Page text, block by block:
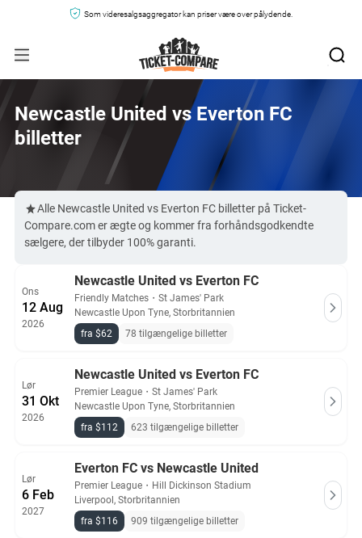
Som videresalgsaggregator kan priser være over pålydende.
Newcastle United vs Everton FC
billetter
Alle Newcastle United vs Everton FC billetter på Ticket-
Compare.com er ægte og kommer fra forhåndsgodkendte
sælgere, der tilbyder 100% garanti.
Ons
12 Aug
2026
Newcastle United vs Everton FC
Friendly Matches ・ St James' Park
Newcastle Upon Tyne, Storbritannien
fra $62
78 tilgængelige billetter
Lør
31 Okt
2026
Newcastle United vs Everton FC
Premier League ・ St James' Park
Newcastle Upon Tyne, Storbritannien
fra $112
623 tilgængelige billetter
Lør
6 Feb
2027
Everton FC vs Newcastle United
Premier League ・ Hill Dickinson Stadium
Liverpool, Storbritannien
fra $116
909 tilgængelige billetter